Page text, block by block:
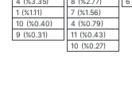
1 (%1.11)
10 (%0.40)
9 (%0.31)
7 (%1.56)
4 (%0.79)
11 (%0.43)
10 (%0.27)